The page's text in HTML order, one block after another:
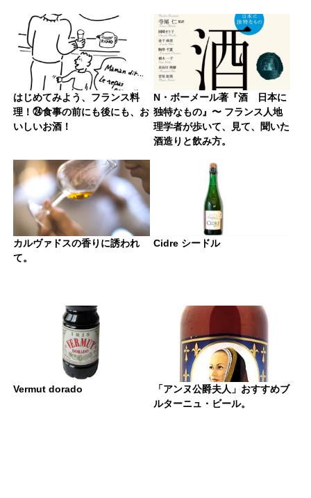
はじめてみよう、フランス料
理！㉔食事の前にも後にも、お
いしいお酒！
N・ボーメール著『酒 日本に
独特なもの』〜 フランス人地
理学者が歩いて、見て、聞いた
酒造りと飲み方。
カルヴァドスの香りに誘われ
て。
Cidre シードル
Vermut dorado
「アンヌ公爵夫人」おすすめブ
ルターニュ・ビール。